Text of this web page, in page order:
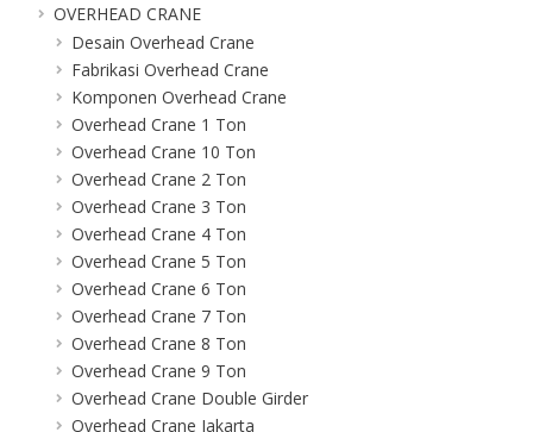
OVERHEAD CRANE
Desain Overhead Crane
Fabrikasi Overhead Crane
Komponen Overhead Crane
Overhead Crane 1 Ton
Overhead Crane 10 Ton
Overhead Crane 2 Ton
Overhead Crane 3 Ton
Overhead Crane 4 Ton
Overhead Crane 5 Ton
Overhead Crane 6 Ton
Overhead Crane 7 Ton
Overhead Crane 8 Ton
Overhead Crane 9 Ton
Overhead Crane Double Girder
Overhead Crane Jakarta